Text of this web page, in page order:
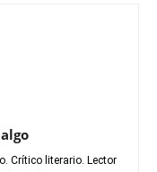
Crítico literario. Lector